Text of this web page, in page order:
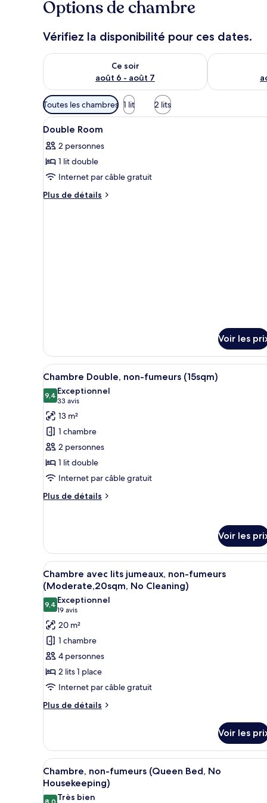
Options de chambre
Vérifiez la disponibilité pour ces dates.
Ce soir
août 6 - août 7
Vérifier la disponibilité pour ce soir août 6 - août 7
Vérifier la
Filtres
disponibles
pour
chambres
Toutes les chambres 1 lit 2 lits
Afficher
toutes
les
photos
pour
ce
Couette en duvet d'oie,
11
Double Room
2 personnes
1 lit double
Internet par câble gratuit
Plus de détails
Plus
Voir les
Afficher
toutes
les
photos
pour
ce
type
de
chambre :
Chambre
(15sqm)
Une chambre d’hôtel
7
Chambre Double, non-fumeurs (15sqm)
9,49,4 sur 10
Exceptionnel
33 avis
(33 avis)
13 m²
1 chambre
2 personnes
1 lit double
Internet par câble gratuit
Plus de détails
Plus
type
de
chambre
Chambre
Double,
non-
fumeurs
(15sqm)
Voir les
Afficher
toutes
les
photos
pour
ce
type
de
chambre :
Chambre
avec
non-
fumeurs
(Moderate,20sqm,
No
Couette en duvet d'oie,
7
Chambre avec lits jumeaux, non-fumeurs
(Moderate,20sqm, No Cleaning)
9,49,4 sur 10
Exceptionnel
19 avis
(19 avis)
20 m²
1 chambre
4 personnes
2 lits 1 place
Internet par câble gratuit
Plus de détails
Plus
le
type
de
chambre
Voir les
Afficher
toutes
les
Une chambre d’hôtel
7
Chambre, non-fumeurs (Queen Bed, No
Housekeeping)
Très bien